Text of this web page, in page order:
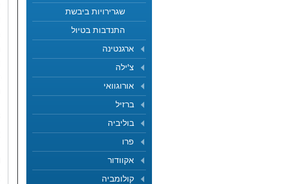
שגרירויות ביבשת
התנדבות בטיול
ארגנטינה
צ'ילה
אורוגוואי
ברזיל
בוליביה
פרו
אקוודור
קולומביה